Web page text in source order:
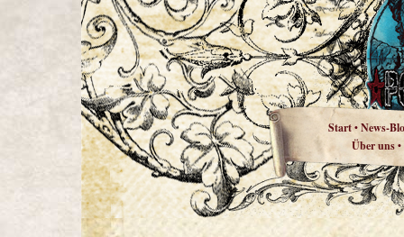
Start•News-
Über uns•